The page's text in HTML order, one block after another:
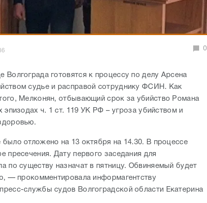
0
Волгограда готовятся к процессу по делу Арсена
судье и расправой сотруднику ФСИН. Как
Мелконян, отбывающий срок за убийство Романа
эпизодах ч. 1 ст. 119 УК РФ – угроза убийством и
отложено на 13 октября на 14.30. В процессе
пресечения. Дату первого заседания для
по существу назначат в пятницу. Обвиняемый будет
— прокомментировала информагентству
службы судов Волгоградской области Екатерина